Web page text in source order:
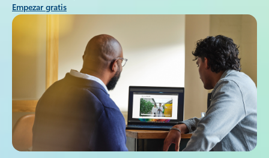
Empezar gratis